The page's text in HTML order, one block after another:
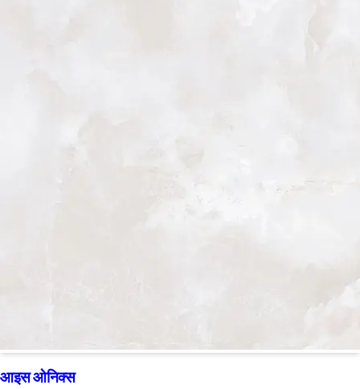
आइस ओनिक्स